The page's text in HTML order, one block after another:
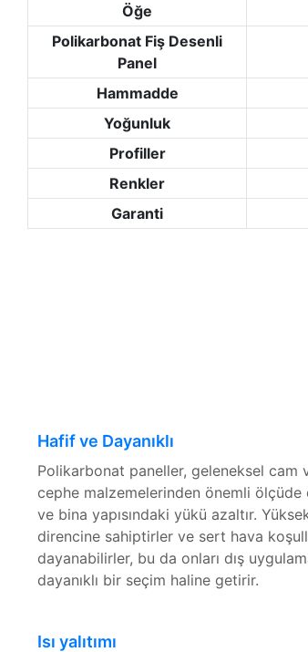
Öğe
Polikarbonat Fiş Desenli
Panel
Hammadde
Yoğunluk
Profiller
Renkler
Garanti
Hafif ve Dayanıklı
Polikarbonat paneller, geleneksel cam
cephe malzemelerinden önemli
ve bina yapısındaki yükü azaltır.
direncine sahiptirler ve sert hava
dayanabilirler, bu da onları dış
dayanıklı bir seçim haline getirir.
Isı yalıtımı